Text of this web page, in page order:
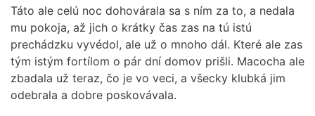
Táto ale celú noc dohovárala sa s ním za to, a nedala
mu pokoja, až jich o krátky čas zas na tú istú
prechádzku vyvédol, ale už o mnoho dál. Které ale zas
tým istým fortílom o pár dní domov prišli. Macocha ale
zbadala už teraz, čo je vo veci, a všecky klubká jim
odebrala a dobre poskovávala.